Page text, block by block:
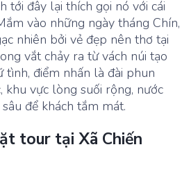
tới đây lại thích gọi nó với cái
vào những ngày tháng Chín,
nhiên bởi vẻ đẹp nên thơ tại
vắt chảy ra từ vách núi tạo
điểm nhấn là đài phun
khu vực lòng suối rộng, nước
để khách tắm mát.
tour tại Xã Chiến